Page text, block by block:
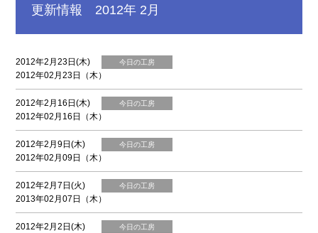
更新情報 2012年 2月
2012年2月23日(木) 今日の工房
2012年02月23日（木）
2012年2月16日(木) 今日の工房
2012年02月16日（木）
2012年2月9日(木) 今日の工房
2012年02月09日（木）
2012年2月7日(火) 今日の工房
2013年02月07日（木）
2012年2月2日(木) 今日の工房